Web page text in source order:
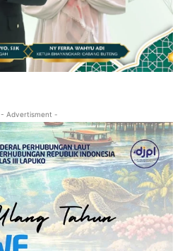
- Advertisment -